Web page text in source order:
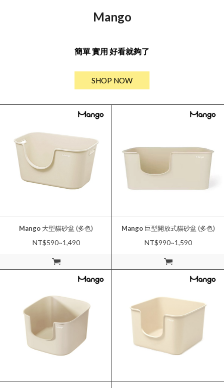
Mango
簡單 實用 好看就夠了
SHOP NOW
加入購物車
Mango 大型貓砂盆 (多色)
NT$590~1,490
加入購物車
Mango巨型開放式貓砂盆 (多色)
NT$990~1,590